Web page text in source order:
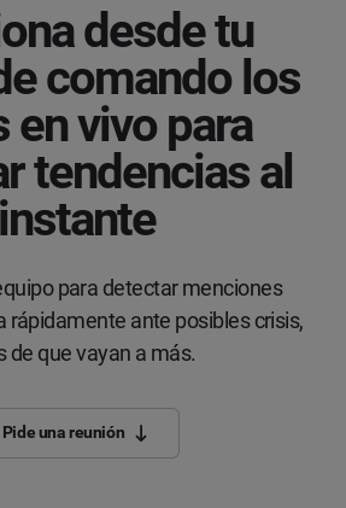
desde tu
comando los
en vivo para
tendencias al
instante
para detectar menciones
rápidamente ante posibles crisis,
de que vayan a más.
Pide una reunión